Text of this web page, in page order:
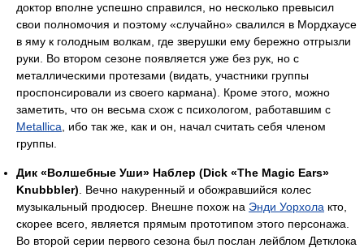
доктор вполне успешно справился, но несколько превысил
свои полномочия и поэтому «случайно» свалился в Мордхаусе
в яму к голодным волкам, где зверушки ему бережно отгрызли
руки. Во втором сезоне появляется уже без рук, но с
металлическими протезами (видать, участники группы
проспонсировали из своего кармана). Кроме этого, можно
заметить, что он весьма схож с психологом, работавшим с
Metallica , ибо так же, как и он, начал считать себя членом
группы.
Дик «Волшебные Уши» Наблер (Dick «The Magic Ears»
Knubbbler) . Вечно накуренный и обожравшийся колес
музыкальный продюсер. Внешне похож на Энди Уорхола кто,
скорее всего, является прямым прототипом этого персонажа.
Во второй серии первого сезона был послан лейблом Детклока